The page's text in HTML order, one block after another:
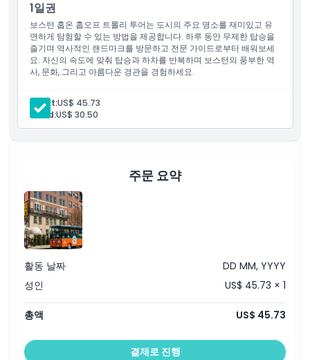
포함되지 않는 사항
운영 시간
알아야 할 사항
취소 정책
1일권
보스턴 홉온 홉오프 트롤리 투어는 도시의 주요 명소를 재미있고 유
연하게 탐험할 수 있는 방법을 제공합니다. 하루 동안 무제한 탑승을
즐기며 역사적인 랜드마크를 방문하고 전문 가이드로부터 배워보세
요. 자신의 속도에 맞춰 탑승과 하차를 반복하며 보스턴의 풍부한 역
사, 문화, 그리고 아름다운 경관을 경험하세요.
Adult:US$ 45.73
Child:US$ 30.50
주문 요약
활동 날짜
DD MM, YYYY
성인
US$ 45.73 × 1
총액 US$ 45.73
결제로 진행